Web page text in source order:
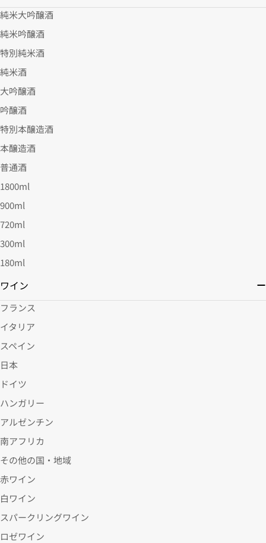
純米大吟醸酒
純米吟醸酒
特別純米酒
純米酒
大吟醸酒
吟醸酒
特別本醸造酒
本醸造酒
普通酒
1800ml
900ml
720ml
300ml
180ml
ワイン
フランス
イタリア
スペイン
日本
ドイツ
ハンガリー
アルゼンチン
南アフリカ
その他の国・地域
赤ワイン
白ワイン
スパークリングワイン
ロゼワイン